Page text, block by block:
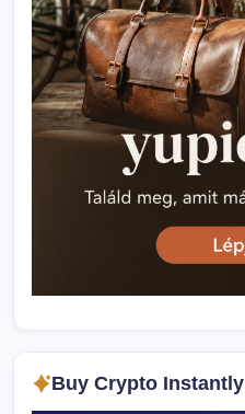
Buy Crypto Instantly